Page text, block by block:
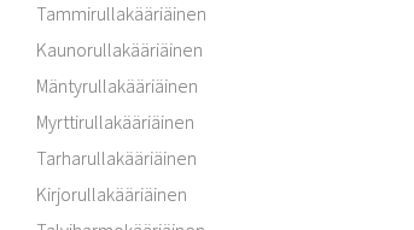
Tammirullakääriäinen
Kaunorullakääriäinen
Mäntyrullakääriäinen
Myrttirullakääriäinen
Tarharullakääriäinen
Kirjorullakääriäinen